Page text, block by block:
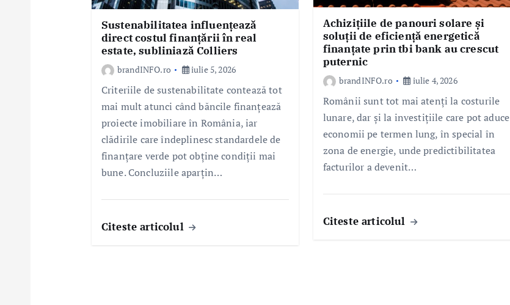
Sustenabilitatea influențează
direct costul finanțării în real
estate, subliniază Colliers
brandINFO.ro iulie 5, 2026
Criteriile de sustenabilitate contează tot
mai mult atunci când băncile finanțează
proiecte imobiliare în România, iar
clădirile care îndeplinesc standardele de
finanțare verde pot obține condiții mai
bune. Concluziile aparțin…
Citeste articolul
Achizițiile de panouri solare și
soluții de eficiență energetică
finanțate prin tbi bank au crescut
puternic
brandINFO.ro iulie 4, 2026
Românii sunt tot mai atenți la costurile
lunare, dar și la investițiile care pot aduce
economii pe termen lung, în special în
zona de energie, unde predictibilitatea
facturilor a devenit…
Citeste articolul